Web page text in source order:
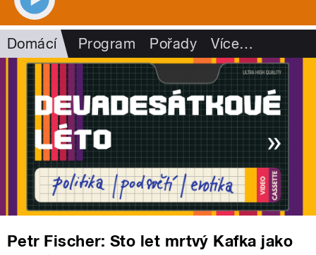
Domácí Program Pořady Více…
Petr Fischer: Sto let mrtvý Kafka jako